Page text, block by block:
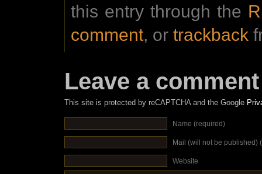
this entry through the
comment, or trackback
Leave a comment
This site is protected by reCAPTCHA and the Google
Name (required)
Mail (will not be published)
Website